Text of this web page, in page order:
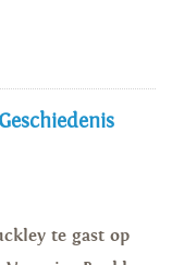
te gast op